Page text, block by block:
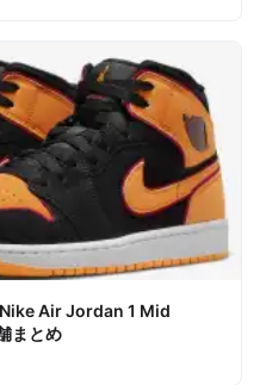
Nike Air Jordan 1 Mid
まとめ